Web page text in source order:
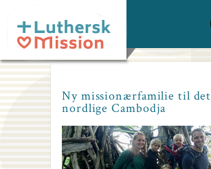
main
content
Ny missionærfamilie til det
nordlige Cambodja